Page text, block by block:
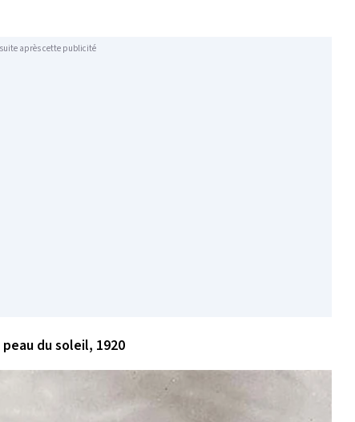
après cette publicité
du soleil, 1920